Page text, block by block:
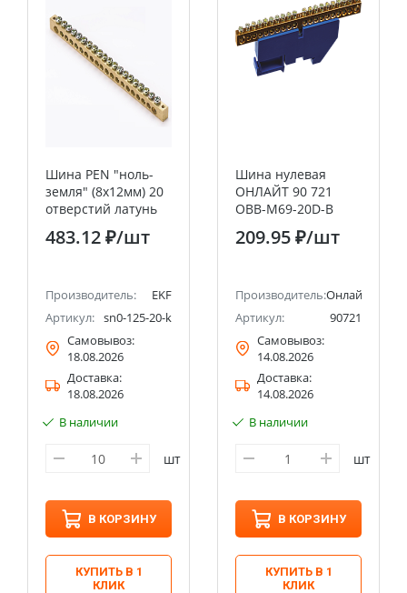
Шина PEN "ноль-
земля" (8х12мм) 20
отверстий латунь
крепеж по краям
EKF PROxima
483.12 ₽/шт
Производитель:
EKF
Артикул: sn0-125-20-k
Самовывоз:
18.08.2026
Доставка:
18.08.2026
В наличии
шт
В КОРЗИНУ
КУПИТЬ В 1
КЛИК
Шина нулевая
ОНЛАЙТ 90 721
OBB-M69-20D-B
209.95 ₽/шт
Производитель:Онлайт
Артикул:
90721
Самовывоз:
14.08.2026
Доставка:
14.08.2026
В наличии
шт
В КОРЗИНУ
КУПИТЬ В 1
КЛИК